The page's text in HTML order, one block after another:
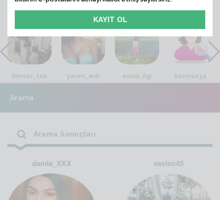
VİTRİN
Binnaz_tek yaren_ank esma_ilgi Semraa34
Arama
Arama Sonuçları
damla_XXX sevinc45